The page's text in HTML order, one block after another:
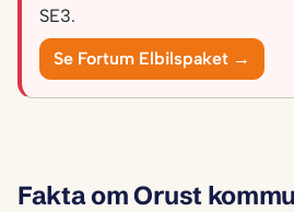
SE3.
Se Fortum Elbilspaket →
Fakta om Orust